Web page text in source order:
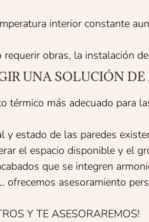
interior constante
requerir obras, la instalación
UNA SOLUCIÓN
térmico más adecuado para
y estado de las paredes
el espacio disponible y el
que se integren
ofrecemos asesoramiento
Y TE ASESORAREMOS!